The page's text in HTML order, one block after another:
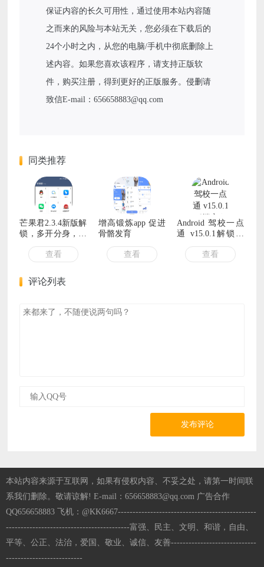
保证内容的长久可用性，通过使用本站内容随
之而来的风险与本站无关，您必须在下载后的
24个小时之内，从您的电脑/手机中彻底删除上
述内容。如果您喜欢该程序，请支持正版软
件，购买注册，得到更好的正版服务。侵删请
致信E-mail：656658883@qq.com
同类推荐
芒果君2.3.4新版解
锁，多开分身，虚
拟定位，无限多开
查看
增高锻炼app 促进
骨骼发育
查看
Android 驾校一点
通 v15.0.1解锁永
久会员版
查看
评论列表
发布评论
本站内容来源于互联网，如果有侵权内容、不妥之处，请第一时间联
系我们删除。敬请谅解! E-mail：656658883@qq.com 广告合作
QQ656658883 飞机：@KK6667-----------------------------------------------
------------------------------------------富强、民主、文明、和谐，自由、
平等、公正、法治，爱国、敬业、诚信、友善-----------------------------
--------------------------